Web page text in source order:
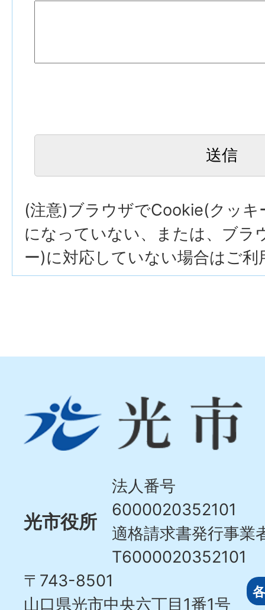
(注意)ブラウザでCookie(クッキ
になっていない、または、ブラ
ー)に対応していない場合はご利
市
Hikari
光市役所
法人番号
6000020352101
適格請求書発行事業
T6000020352101
〒743-8501
山口県光市中央六丁目1番1号